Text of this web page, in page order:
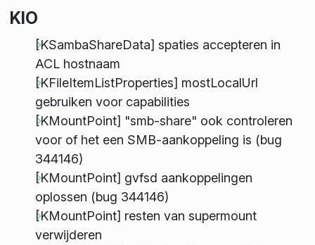
KIO
[KSambaShareData] spaties accepteren in
ACL hostnaam
[KFileItemListProperties] mostLocalUrl
gebruiken voor capabilities
[KMountPoint] "smb-share" ook controleren
voor of het een SMB-aankoppeling is (bug
344146)
[KMountPoint] gvfsd aankoppelingen
oplossen (bug 344146)
[KMountPoint] resten van supermount
verwijderen